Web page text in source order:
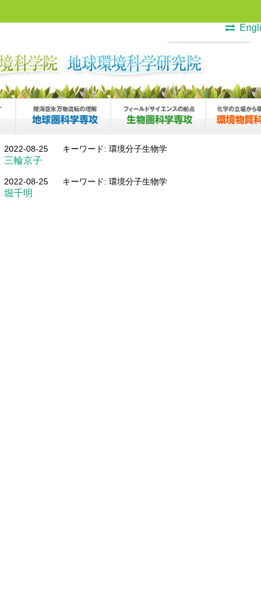
2022-08-25 キーワード: 環境分子生物学
三輪京子
2022-08-25 キーワード: 環境分子生物学
堀千明